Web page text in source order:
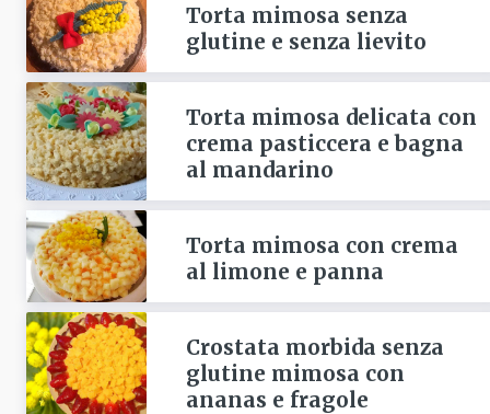
Torta mimosa senza
glutine e senza lievito
Torta mimosa delicata con
crema pasticcera e bagna
al mandarino
Torta mimosa con crema
al limone e panna
Crostata morbida senza
glutine mimosa con
ananas e fragole